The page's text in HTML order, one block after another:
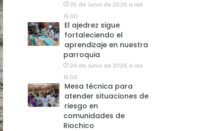
25 de Junio de 2026 a las
15:00
El ajedrez sigue
fortaleciendo el
aprendizaje en nuestra
parroquia
24 de Junio de 2026 a las
15:00
Mesa técnica para
atender situaciones de
riesgo en
comunidades de
Riochico